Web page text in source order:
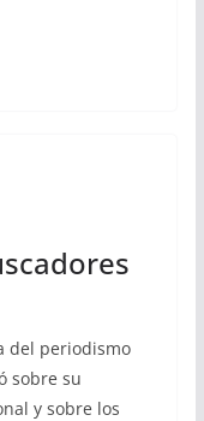
del periodismo
sobre su
y sobre los